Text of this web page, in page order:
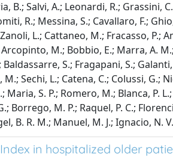
B.; Salvi, A.; Leonardi, R.;
R.; Messina, S.; Cavallaro, F.;
L.; Cattaneo, M.; Fracasso,
M.; Bobbio, E.; Marra, A.
Baldassarre, S.; Fragapani, S.;
Sechi, L.; Catena, C.; Colussi, G.;
Maria, S. P.; Romero, M.; Blanca, P.
Borrego, M. P.; Raquel, P. C.;
B. R. M.; Manuel, M. J.; Ignacio, N.
in hospitalized older